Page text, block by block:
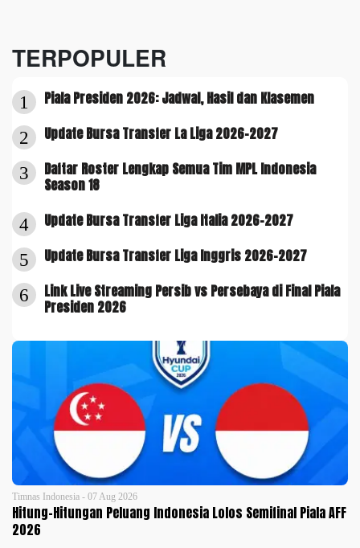
TERPOPULER
1 Piala Presiden 2026: Jadwal, Hasil dan Klasemen
2 Update Bursa Transfer La Liga 2026-2027
3
Daftar Roster Lengkap Semua Tim MPL Indonesia
Season 18
4 Update Bursa Transfer Liga Italia 2026-2027
5 Update Bursa Transfer Liga Inggris 2026-2027
6
Link Live Streaming Persib vs Persebaya di Final Piala
Presiden 2026
Timnas Indonesia - 07 Aug 2026
Hitung-Hitungan Peluang Indonesia Lolos Semifinal Piala AFF
2026